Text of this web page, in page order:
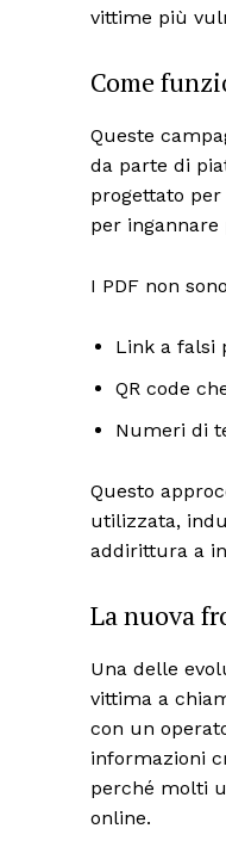
vittime più
Come
Queste
da parte di
progettato
per
I PDF non
Link a falsi
QR code
Numeri di
Questo
utilizzata,
addirittura a
La nuova
Una delle
vittima a
con un
informazioni
perché molti
online.